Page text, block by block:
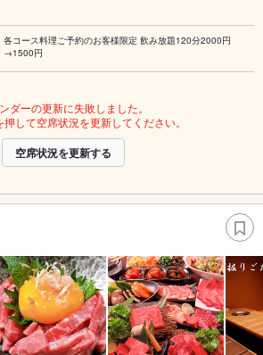
各コース料理ご予約のお客様限定 飲み放題120分2000円
→1500円
ダーの更新に失敗しました。
して空席状況を更新してください。
空席状況を更新する